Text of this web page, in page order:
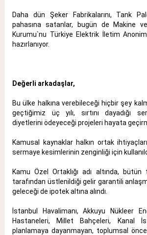
Daha dün Şeker Fabrikalarını, Tank
pahasına satanlar, bugün de Makine
Kurumu`nu Türkiye Elektrik İletim
hazırlanıyor.
Değerli arkadaşlar,
Bu ülke halkına verebileceği hiçbir şey
geçtiğimiz üç yılı, sırtını dayadığı
diyetlerini ödeyeceği projeleri hayata
Kamusal kaynaklar halkın ortak
sermaye kesimlerinin zenginliği için
Kamu Özel Ortaklığı adı altında,
tarafından üstlenildiği gelir garantili
geleceği de ipotek altına alındı.
İstanbul Havalimanı, Akkuyu Nükleer
Hastaneleri, Millet Bahçeleri, Kanal
planlamaya dayanmayan, toplumsal